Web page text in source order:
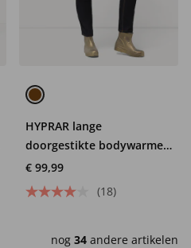
HYPRAR lange
doorgestikte bodywarmer,
zigzagmotief, opstaande
kraag, 2-weg rits
€ 99,99
(18)
nog 34 andere artikelen